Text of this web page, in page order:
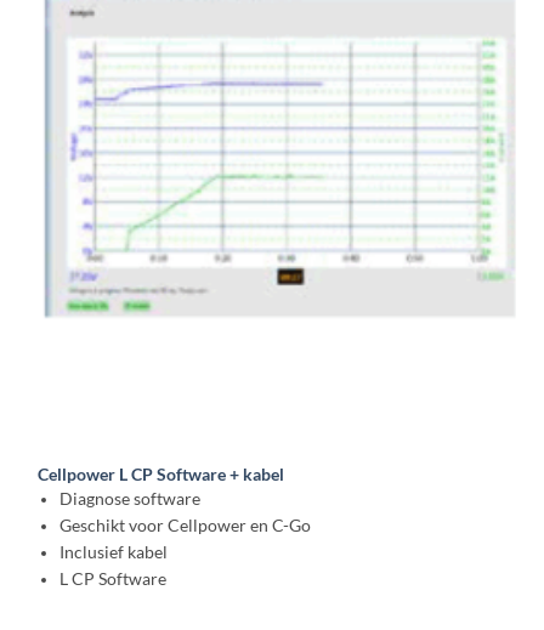
Cellpower L CP Software + kabel
Diagnose software
Geschikt voor Cellpower en C-Go
Inclusief kabel
L CP Software